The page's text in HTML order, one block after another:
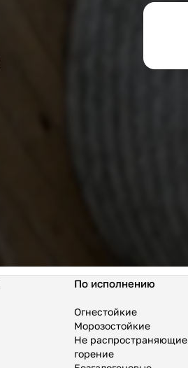
По исполнению
Огнестойкие
Морозостойкие
Не распространяющие
горение